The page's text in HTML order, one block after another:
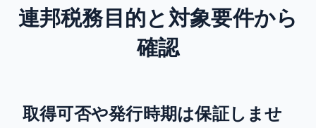
連邦税務目的と対象要件から
確認
取得可否や発行時期は保証しませ